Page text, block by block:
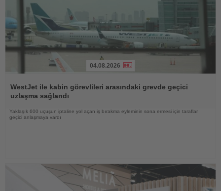
Oku
04.08.2026
WestJet ile kabin görevlileri arasındaki grevde geçici
uzlaşma sağlandı
Yaklaşık 600 uçuşun iptaline yol açan iş bırakma eyleminin sona ermesi için taraflar
geçici anlaşmaya vardı